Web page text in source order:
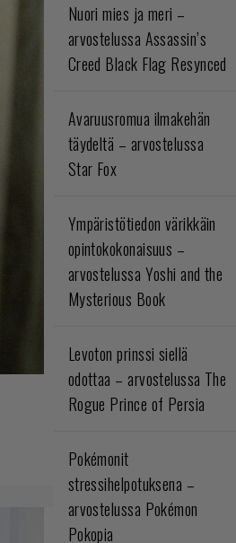
Nuori mies ja meri –
arvostelussa Assassin’s
Creed Black Flag Resynced
Avaruusromua ilmakehän
täydeltä – arvostelussa
Star Fox
Ympäristötiedon värikkäin
opintokokonaisuus –
arvostelussa Yoshi and the
Mysterious Book
Levoton prinssi siellä
odottaa – arvostelussa The
Rogue Prince of Persia
Pokémonit
stressihelpotuksena –
arvostelussa Pokémon
Pokopia